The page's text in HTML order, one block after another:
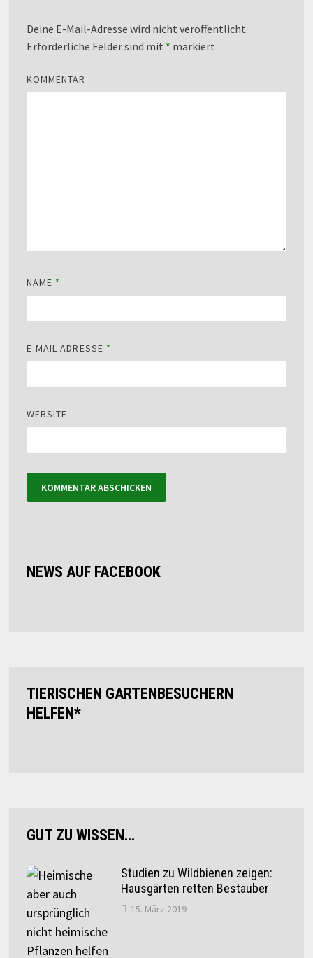
Deine E-Mail-Adresse wird nicht veröffentlicht.
Erforderliche Felder sind mit * markiert
KOMMENTAR
NAME *
E-MAIL-ADRESSE *
WEBSITE
NEWS AUF FACEBOOK
TIERISCHEN GARTENBESUCHERN
HELFEN*
GUT ZU WISSEN…
Studien zu Wildbienen zeigen:
Hausgärten retten Bestäuber
15. März 2019